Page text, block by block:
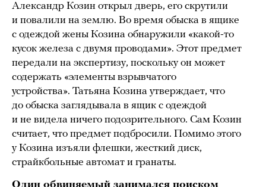
Александр Козин открыл дверь, его скрутили
и повалили на землю. Во время обыска в ящике
с одеждой жены Козина обнаружили «какой-то
кусок железа с двумя проводами». Этот предмет
передали на экспертизу, поскольку он может
содержать «элементы взрывчатого
устройства». Татьяна Козина утверждает, что
до обыска заглядывала в ящик с одеждой
и не видела ничего подозрительного. Сам Козин
считает, что предмет подбросили. Помимо этого
у Козина изъяли флешки, жесткий диск,
страйкбольные автомат и гранаты.